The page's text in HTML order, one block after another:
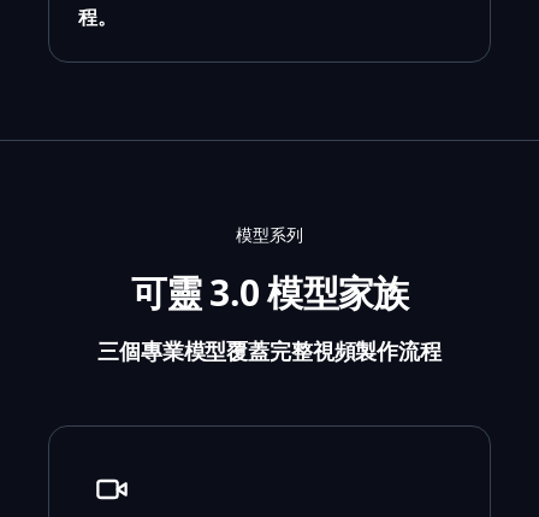
程。
模型系列
可靈 3.0 模型家族
三個專業模型覆蓋完整視頻製作流程